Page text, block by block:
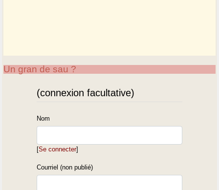
Un gran de sau ?
(connexion facultative)
Nom
[Se connecter]
Courriel (non publié)